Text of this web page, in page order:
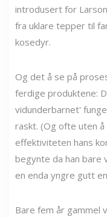
introdusert for
fra uklare tepper til
kosedyr.
Og det å se på
ferdige produktene:
vidunderbarnet'
raskt. (Og ofte uten
effektiviteten hans
begynte da han bare
en enda yngre gutt
Bare fem år gammel